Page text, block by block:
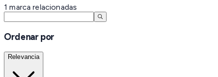
1 marca relacionadas
Ordenar por
Relevancia